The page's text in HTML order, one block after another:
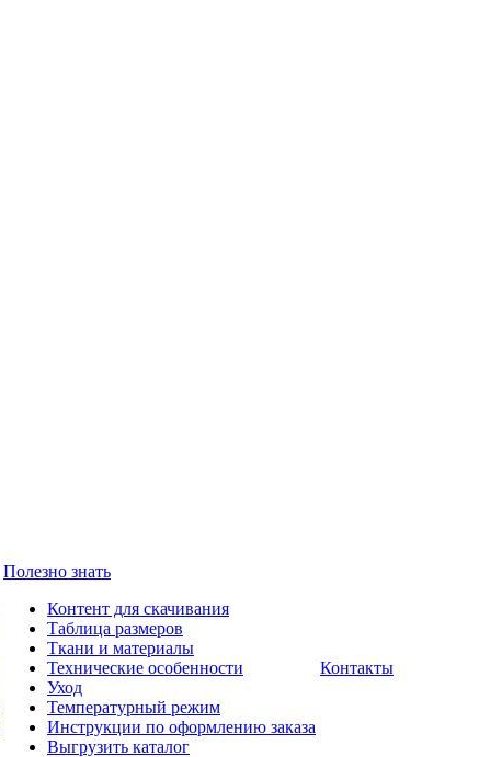
Полезно знать
Контент для скачивания
Таблица размеров
Ткани и материалы
Технические особенности
Уход
Температурный режим
Инструкции по оформлению заказа
Выгрузить каталог
Контакты